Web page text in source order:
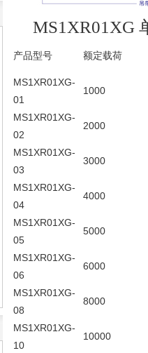
MS1XR01XG
产品型号 额定载荷
MS1XR01XG-
01
1000
MS1XR01XG-
02
2000
MS1XR01XG-
03
3000
MS1XR01XG-
04
4000
MS1XR01XG-
05
5000
MS1XR01XG-
06
6000
MS1XR01XG-
08
8000
MS1XR01XG-
10
10000